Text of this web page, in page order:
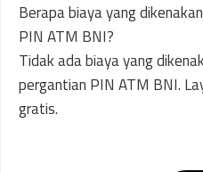
Berapa biaya yang
PIN ATM BNI?
Tidak ada biaya yang
pergantian PIN ATM BNI.
gratis.